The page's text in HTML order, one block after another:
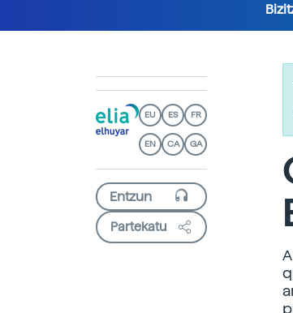
EU ES FR
EN CA GA
Partekatu